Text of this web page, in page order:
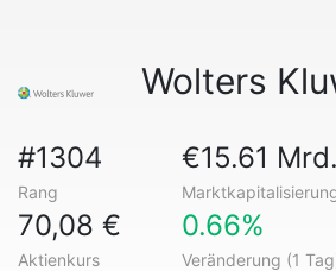
Wolters
#1304
Rang
€15.61 Mrd.
70,08 €
Aktienkurs
0.66%
Veränderung (1